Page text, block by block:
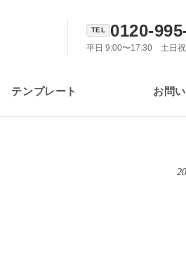
0120-
平日 9:00〜17:30 土日祝
テンプレート お問